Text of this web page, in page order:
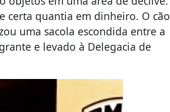
certa quantia em dinheiro. O cão
uma sacola escondida entre a
e levado à Delegacia de